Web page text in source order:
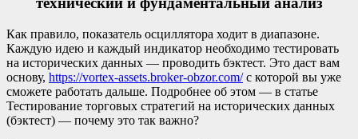
Как правило, показатель осциллятора ходит в диапазоне.
Каждую идею и каждый индикатор необходимо тестировать
на исторических данных — проводить бэктест. Это даст вам
основу, https://vortex-assets.broker-obzor.com/с которой вы уже
сможете работать дальше. Подробнее об этом — в статье
Тестирование торговых стратегий на исторических данных
(бэктест) — почему это так важно?